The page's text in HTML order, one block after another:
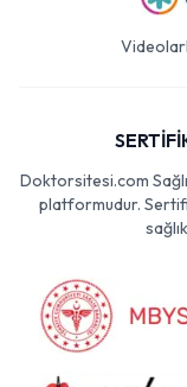
Videolar
Doktorsitesi.com
platformudur.